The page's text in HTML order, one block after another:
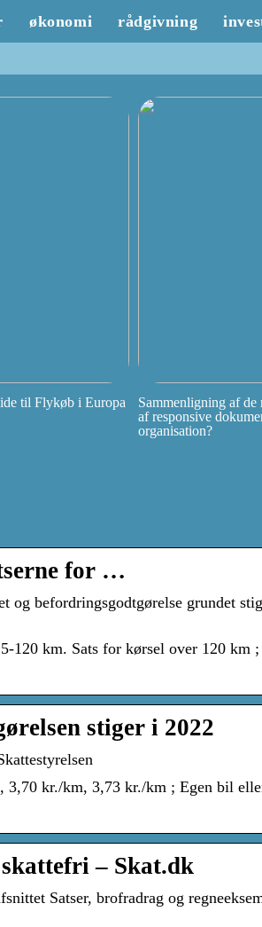
økonomi rådgivning
til Flykøb i Europa
Sammenligning af
af responsive
organisation?
for …
og befordringsgodtgørelse grundet
km. Sats for kørsel over 120 km
stiger i 2022
kr./km, 3,73 kr./km ; Egen bil
– Skat.dk
Satser, brofradrag og